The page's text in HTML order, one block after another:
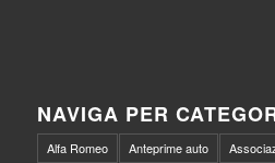
NAVIGA PER
Alfa Romeo Anteprime auto